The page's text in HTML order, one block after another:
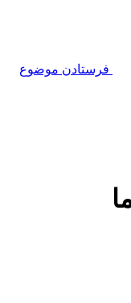
فرستادن موضوع